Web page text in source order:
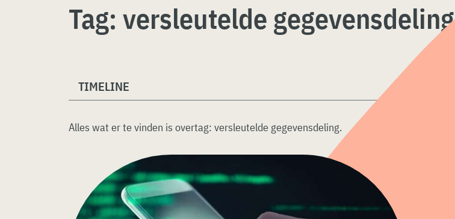
Tag: versleutelde gegevensdeling
TIMELINE
Alles wat er te vinden is overtag: versleutelde gegevensdeling.